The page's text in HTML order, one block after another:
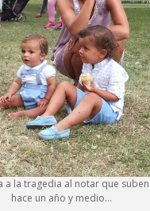
a la tragedia al notar que
hace un año y medio…